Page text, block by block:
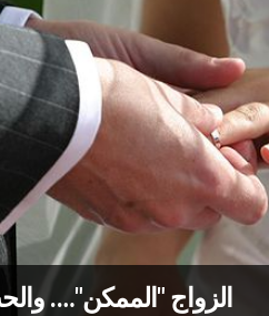
الزواج "الممكن"….